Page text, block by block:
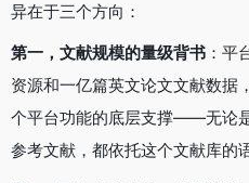
异在于三个方向：
第一，文献规模的量级背书 ：平
资源和一亿篇英文论文文献数据
个平台功能的底层支撑——无论
参考文献，都依托这个文献库的